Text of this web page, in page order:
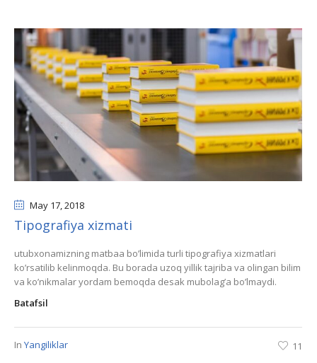
May 17, 2018
Tipografiya xizmati
utubxonamizning matbaa bo’limida turli tipografiya xizmatlari
ko’rsatilib kelinmoqda. Bu borada uzoq yillik tajriba va olingan bilim
va ko’nikmalar yordam bemoqda desak mubolag’a bo’lmaydi.
Batafsil
In Yangiliklar 11